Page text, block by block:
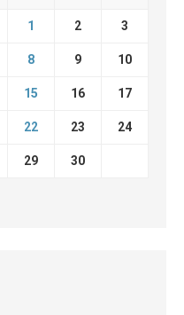
1 2 3
8 9 10
15 16 17
22 23 24
29 30